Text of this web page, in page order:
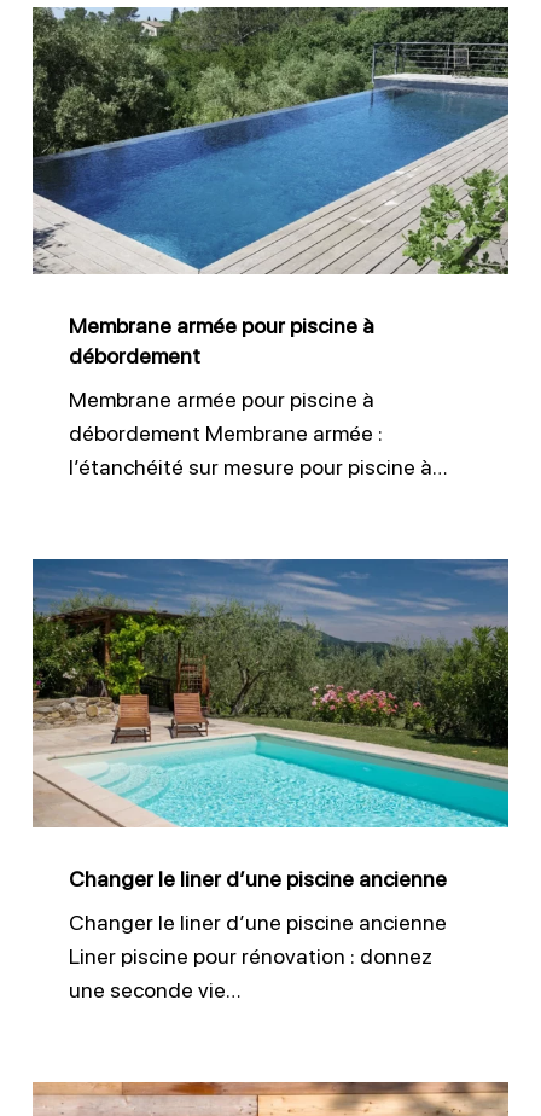
Membrane
armée
pour
piscine
à
débordement
Membrane armée pour piscine à
débordement
Membrane armée pour piscine à
débordement Membrane armée :
l’étanchéité sur mesure pour piscine à…
Changer
le
liner
d’une
piscine
ancienne
Changer le liner d’une piscine ancienne
Changer le liner d’une piscine ancienne
Liner piscine pour rénovation : donnez
une seconde vie…
Membrane